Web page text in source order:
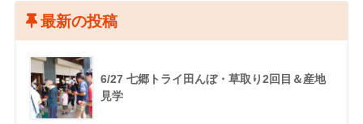
最新の投稿
6/27 七郷トライ田んぼ・草取り2回目＆産地
見学